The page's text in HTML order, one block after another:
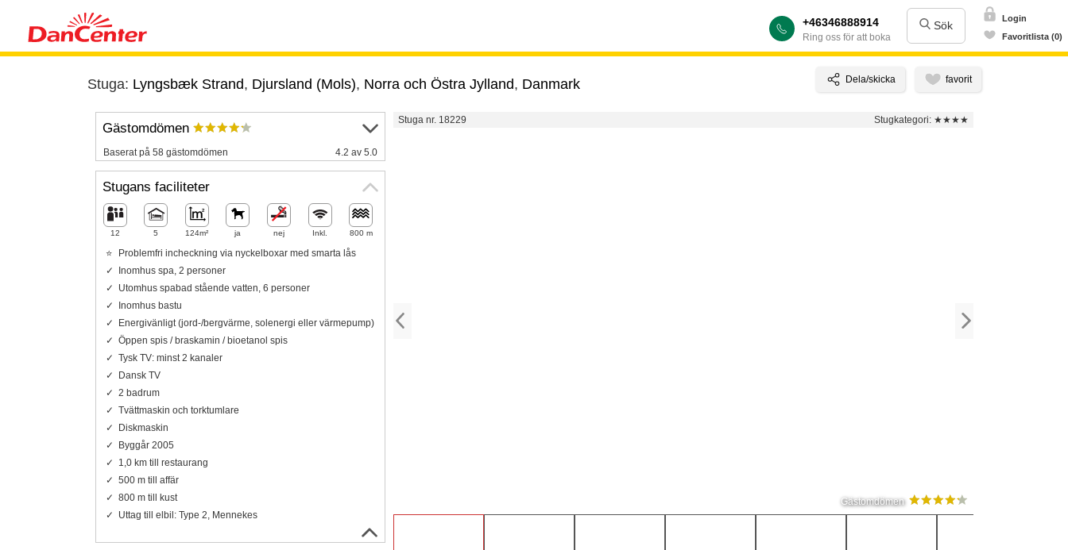
+46346888914
Ring oss för att boka
Sök
Login
Favoritlista (0)
Stuga: Lyngsbæk Strand, Djursland (Mols), Norra och Östra Jylland, Danmark
Stuga nr. 18229 Stugkategori: ★★★★
Gästomdömen
Gästomdömen
Baserat på 58 gästomdömen 4.2 av 5.0
Stugans faciliteter
12 5 124m² ja nej Inkl. 800 m
Problemfri incheckning via nyckelboxar med smarta lås
Inomhus spa, 2 personer
Utomhus spabad stående vatten, 6 personer
Inomhus bastu
Energivänligt (jord-/bergvärme, solenergi eller värmepump)
Öppen spis / braskamin / bioetanol spis
Tysk TV: minst 2 kanaler
Dansk TV
2 badrum
Tvättmaskin och torktumlare
Diskmaskin
Byggår 2005
1,0 km till restaurang
500 m till affär
800 m till kust
Uttag till elbil: Type 2, Mennekes